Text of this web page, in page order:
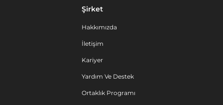
Şirket
Hakkımızda
İletişim
Kariyer
Yardım Ve Destek
Ortaklık Programı